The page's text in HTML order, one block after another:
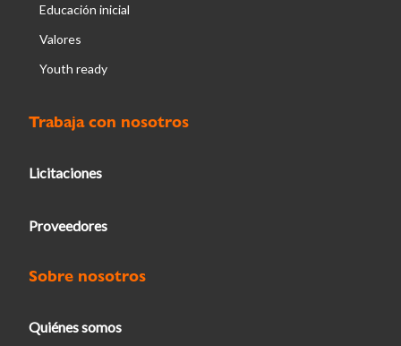
Educación inicial
Valores
Youth ready
Trabaja con nosotros
Licitaciones
Proveedores
Sobre nosotros
Quiénes somos